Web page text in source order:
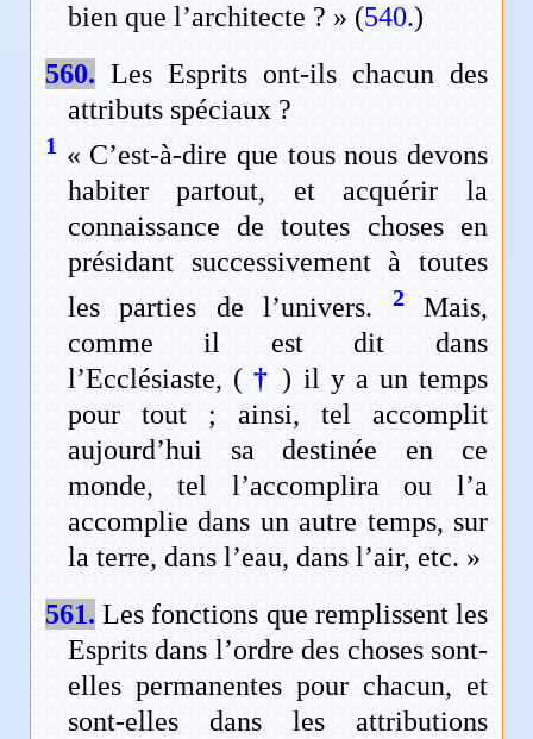
bien que l’architecte ? » (540.)
560. Les Esprits ont-ils chacun des
attributs spéciaux ?
1 « C’est-à-dire que tous nous devons
habiter partout, et acquérir la
connaissance de toutes choses en
présidant successivement à toutes
les parties de l’univers.
2Mais,
comme il est dit dans
l’Ecclésiaste, ( †) il y a un temps
pour tout ; ainsi, tel accomplit
aujourd’hui sa destinée en ce
monde, tel l’accomplira ou l’a
accomplie dans un autre temps, sur
la terre, dans l’eau, dans l’air, etc. »
561. Les fonctions que remplissent les
Esprits dans l’ordre des choses sont-
elles permanentes pour chacun, et
sont-elles dans les attributions